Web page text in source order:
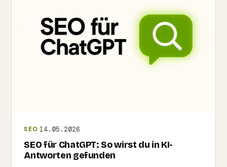
SEO 14.05.2026
SEO für ChatGPT: So wirst du in KI-
Antworten gefunden